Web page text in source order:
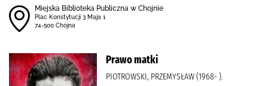
Miejska Biblioteka Publiczna w Chojnie
Plac Konstytucji 3 Maja 1
74-500 Chojna
Prawo matki
PIOTROWSKI, PRZEMYSŁAW (1968- ).